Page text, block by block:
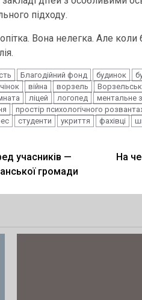
підходу.
Вона нелегка. Але
Благодійний фонд будинок
війна ворзель
ліцей логопед ментальне
простір психологічного
студенти укриття фахівці
учасників —
громади
На